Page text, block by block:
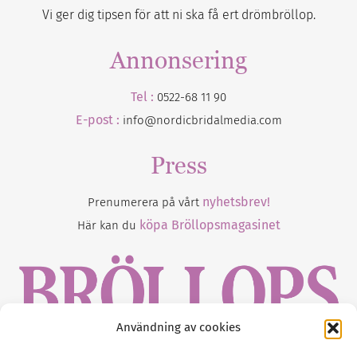
Användning av cookies
Vi ger dig tipsen för att ni ska få ert drömbröllop.
Annonsering
Tel : 0522-68 11 90
E-post : info@nordicbridalmedia.com
Press
Prenumerera på vårt nyhetsbrev!
Här kan du köpa Bröllopsmagasinet